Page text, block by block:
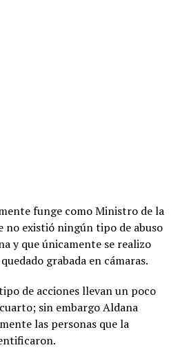
funge como Ministro de la
no existió ningún tipo de abuso
y que únicamente se realizo
grabada en cámaras.
de acciones llevan un poco
sin embargo Aldana
las personas que la